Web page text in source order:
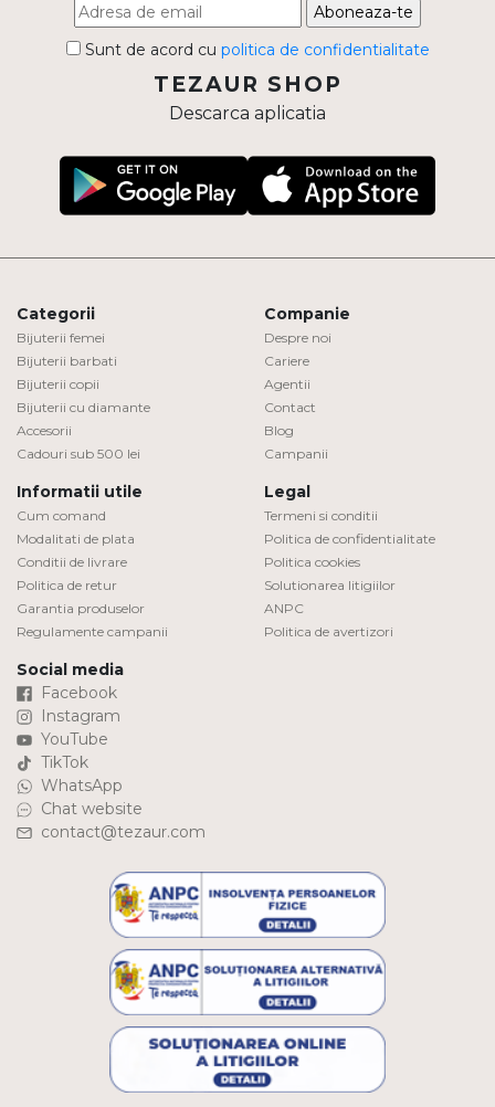
Aboneaza-te
Sunt de acord cu politica de confidentialitate
TEZAUR SHOP
Descarca aplicatia
Categorii
Bijuterii femei
Bijuterii barbati
Bijuterii copii
Bijuterii cu diamante
Accesorii
Cadouri sub 500 lei
Companie
Despre noi
Cariere
Agentii
Contact
Blog
Campanii
Informatii utile
Cum comand
Modalitati de plata
Conditii de livrare
Politica de retur
Garantia produselor
Regulamente campanii
Legal
Termeni si conditii
Politica de confidentialitate
Politica cookies
Solutionarea litigiilor
ANPC
Politica de avertizori
Social media
Facebook
Instagram
YouTube
TikTok
WhatsApp
Chat website
contact@tezaur.com